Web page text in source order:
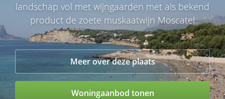
landschap vol met wijngaarden met als bekend
product de zoete muskaatwijn Moscatel
Meer over deze plaats
Woningaanbod tonen